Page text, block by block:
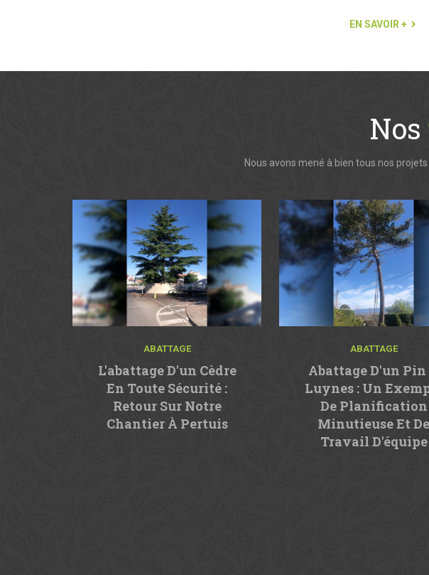
EN SAVOIR +
Nos
Nous avons mené à bien tous nos
ABATTAGE
L'abattage D'un Cèdre
En Toute Sécurité :
Retour Sur Notre
Chantier À Pertuis
ABATTAGE
Abattage D'un Pin
Luynes : Un
De Planification
Minutieuse Et De
Travail D'équipe